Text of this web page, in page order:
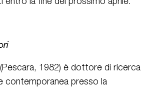
(Pescara, 1982) è dottore di ricerca
contemporanea presso la